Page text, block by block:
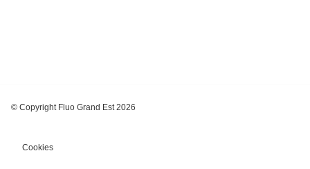
© Copyright Fluo Grand Est 2026
Cookies